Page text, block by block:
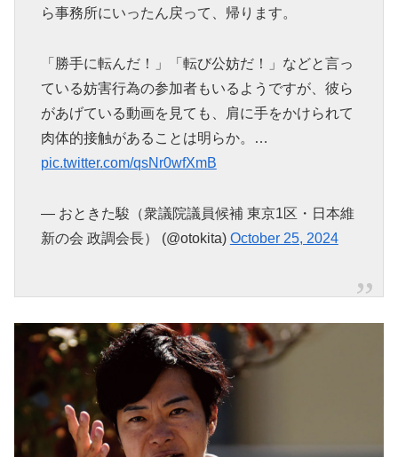
ら事務所にいったん戻って、帰ります。
「勝手に転んだ！」「転び公妨だ！」などと言っ
ている妨害行為の参加者もいるようですが、彼ら
があげている動画を見ても、肩に手をかけられて
肉体的接触があることは明らか。…
pic.twitter.com/qsNr0wfXmB
— おときた駿（衆議院議員候補 東京1区・日本維
新の会 政調会長） (@otokita) October 25, 2024